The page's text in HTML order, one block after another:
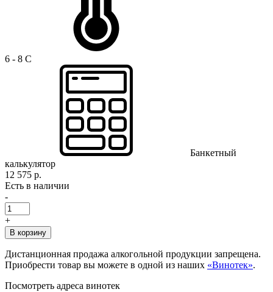
6 - 8 C
Банкетный
калькулятор
12 575 р.
Есть в наличии
-
+
В корзину
Дистанционная продажа алкогольной продукции запрещена.
Приобрести товар вы можете в одной из наших «Винотек».
Посмотреть адреса винотек